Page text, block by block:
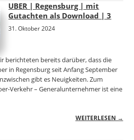
UBER | Regensburg | mit
Gutachten als Download | 3
31. Oktober 2024
berichteten bereits darüber, dass die
in Regensburg seit Anfang September
gibt es Neuigkeiten. Zum
Verkehr – Generalunternehmer ist eine
WEITERLESEN →